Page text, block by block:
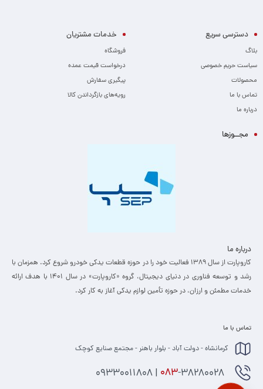
دسترسی سریع
بلاگ
سیاست حریم خصوصی
محصولات
تماس با ما
درباره ما
خدمات مشتریان
فروشگاه
درخواست قیمت عمده
پیگیری سفارش
رویه‌های بازگرداندن کالا
مجــوزها
درباره ما
کاروپارت از سال ۱۳۸۹ فعالیت خود را در حوزه قطعات یدکی خودرو شروع کرد. همزمان با
رشد و توسعه فناوری در دنیای دیجیتال، گروه «کاروپارت» در سال ۱۴۰۱ با هدف ارائه
خدمات مطمئن و ارزان، ­در حوزه تأمین لوازم یدکی آغاز به کار کرد.
تماس با ما
کرمانشاه - دولت آباد - بلوار باهنر - مجتمع صنایع کوچک
-38280028 | 09330011808